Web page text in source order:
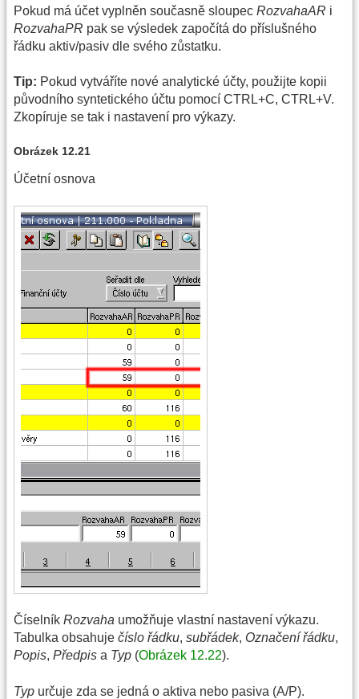
Pokud má účet vyplněn současně sloupec RozvahaAR i
RozvahaPR pak se výsledek započítá do příslušného
řádku aktiv/pasiv dle svého zůstatku.
Tip: Pokud vytváříte nové analytické účty, použijte kopii
původního syntetického účtu pomocí CTRL+C, CTRL+V.
Zkopíruje se tak i nastavení pro výkazy.
Obrázek 12.21
Účetní osnova
Číselník Rozvaha umožňuje vlastní nastavení výkazu.
Tabulka obsahuje číslo řádku, subřádek, Označení řádku,
Popis, Předpis a Typ (Obrázek 12.22).
Typ určuje zda se jedná o aktiva nebo pasiva (A/P).